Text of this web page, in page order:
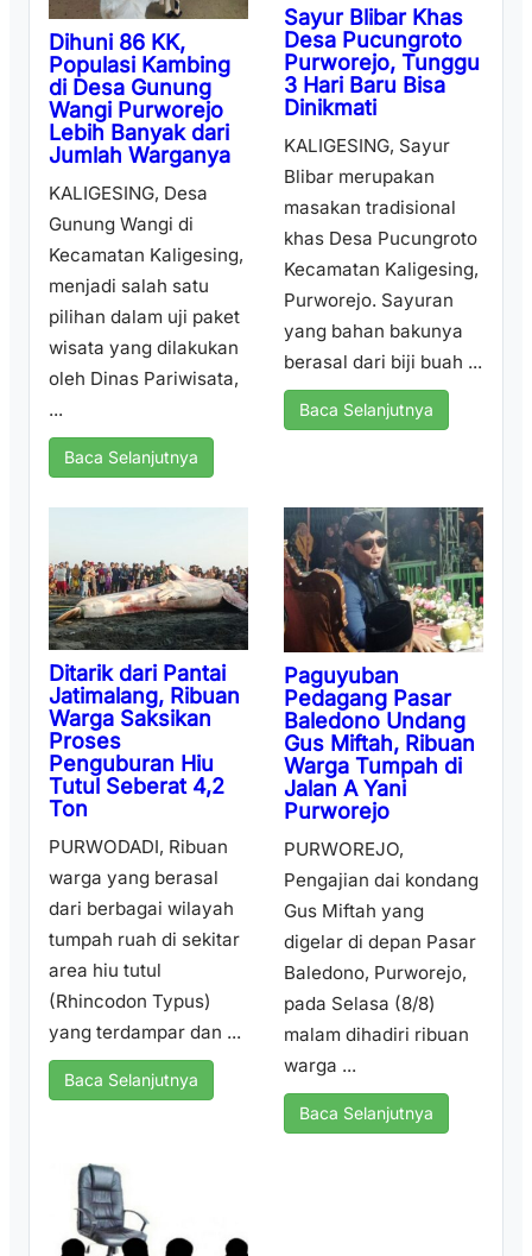
Dihuni 86 KK,
Populasi Kambing
di Desa Gunung
Wangi Purworejo
Lebih Banyak dari
Jumlah Warganya
KALIGESING, Desa
Gunung Wangi di
Kecamatan Kaligesing,
menjadi salah satu
pilihan dalam uji paket
wisata yang dilakukan
oleh Dinas Pariwisata,
...
Baca Selanjutnya
Sayur Blibar Khas
Desa Pucungroto
Purworejo, Tunggu
3 Hari Baru Bisa
Dinikmati
KALIGESING, Sayur
Blibar merupakan
masakan tradisional
khas Desa Pucungroto
Kecamatan Kaligesing,
Purworejo. Sayuran
yang bahan bakunya
berasal dari biji buah ...
Baca Selanjutnya
Ditarik dari Pantai
Jatimalang, Ribuan
Warga Saksikan
Proses
Penguburan Hiu
Tutul Seberat 4,2
Ton
PURWODADI, Ribuan
warga yang berasal
dari berbagai wilayah
tumpah ruah di sekitar
area hiu tutul
(Rhincodon Typus)
yang terdampar dan ...
Baca Selanjutnya
Paguyuban
Pedagang Pasar
Baledono Undang
Gus Miftah, Ribuan
Warga Tumpah di
Jalan A Yani
Purworejo
PURWOREJO,
Pengajian dai kondang
Gus Miftah yang
digelar di depan Pasar
Baledono, Purworejo,
pada Selasa (8/8)
malam dihadiri ribuan
warga ...
Baca Selanjutnya